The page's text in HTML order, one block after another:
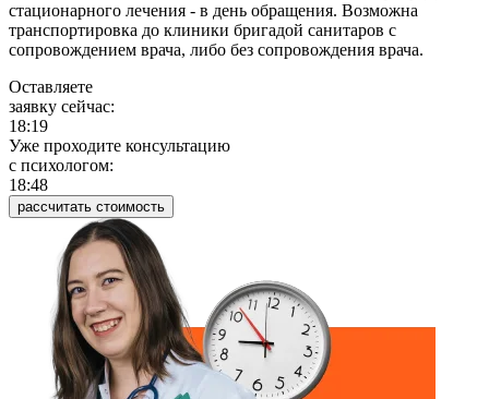
стационарного лечения - в день обращения. Возможна
транспортировка до клиники бригадой санитаров с
сопровождением врача, либо без сопровождения врача.
Оставляете
заявку сейчас:
18:19
Уже проходите консультацию
c психологом:
18:48
рассчитать стоимость